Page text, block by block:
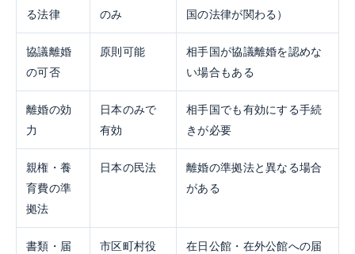
る法律
のみ
国の法律が関わる）
協議離婚
の可否
原則可能
相手国が協議離婚を認めな
い場合もある
離婚の効
力
日本のみで
有効
相手国でも有効にする手続
きが必要
親権・養
育費の準
拠法
日本の民法
離婚の準拠法と異なる場合
がある
書類・届
市区町村役
在日公館・在外公館への届